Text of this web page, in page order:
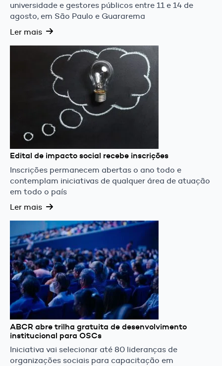
universidade e gestores públicos entre 11 e 14 de
agosto, em São Paulo e Guararema
Ler mais
Edital de impacto social recebe inscrições
Inscrições permanecem abertas o ano todo e
contemplam iniciativas de qualquer área de atuação
em todo o país
Ler mais
ABCR abre trilha gratuita de desenvolvimento
institucional para OSCs
Iniciativa vai selecionar até 80 lideranças de
organizações sociais para capacitação em